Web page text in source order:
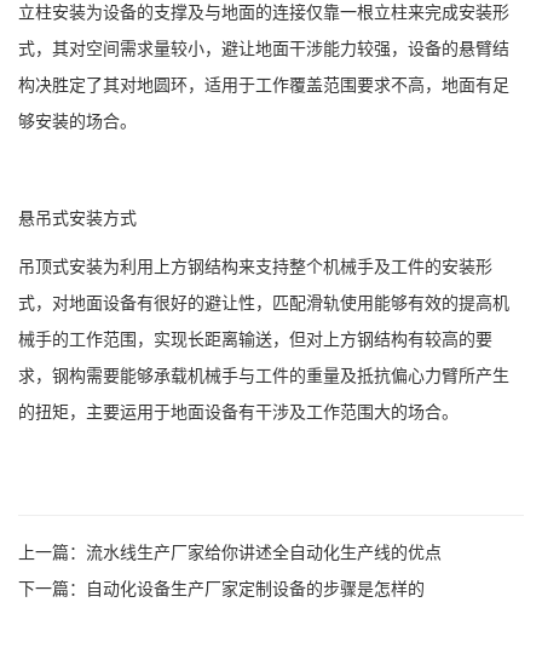
立柱安装为设备的支撑及与地面的连接仅靠一根立柱来完成安装形
式，其对空间需求量较小，避让地面干涉能力较强，设备的悬臂结
构决胜定了其对地圆环，适用于工作覆盖范围要求不高，地面有足
够安装的场合。
悬吊式安装方式
吊顶式安装为利用上方钢结构来支持整个机械手及工件的安装形
式，对地面设备有很好的避让性，匹配滑轨使用能够有效的提高机
械手的工作范围，实现长距离输送，但对上方钢结构有较高的要
求，钢构需要能够承载机械手与工件的重量及抵抗偏心力臂所产生
的扭矩，主要运用于地面设备有干涉及工作范围大的场合。
上一篇： 流水线生产厂家给你讲述全自动化生产线的优点
下一篇：
自动化设备生产厂家定制设备的步骤是怎样的